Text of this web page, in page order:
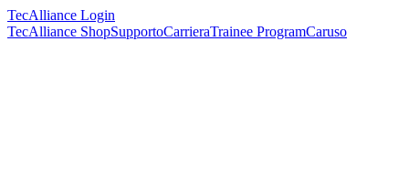
TecAlliance Login
TecAlliance ShopSupportoCarrieraTrainee ProgramCaruso